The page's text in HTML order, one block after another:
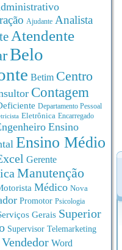
Ajudante Analista
Atendente
Belo
Betim Centro
Contagem
Departamento Pessoal
Eletrônica Encarregado
Ensino
Ensino Médio
Gerente
Manutenção
Médico Nova
Promotor Psicologia
Gerais Superior
Supervisor Telemarketing
Vendedor Word